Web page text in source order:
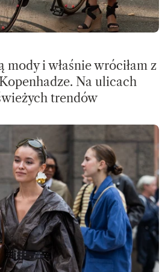
mody i właśnie wróciłam z
Na ulicach
trendów